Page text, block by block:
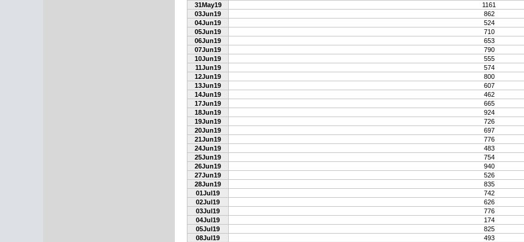
31May19
1161
03Jun19
862
04Jun19
524
05Jun19
710
06Jun19
653
07Jun19
790
10Jun19
555
11Jun19
574
12Jun19
800
13Jun19
607
14Jun19
462
17Jun19
665
18Jun19
924
19Jun19
726
20Jun19
697
21Jun19
776
24Jun19
483
25Jun19
754
26Jun19
940
27Jun19
526
28Jun19
835
01Jul19
742
02Jul19
626
03Jul19
776
04Jul19
174
05Jul19
825
08Jul19
493